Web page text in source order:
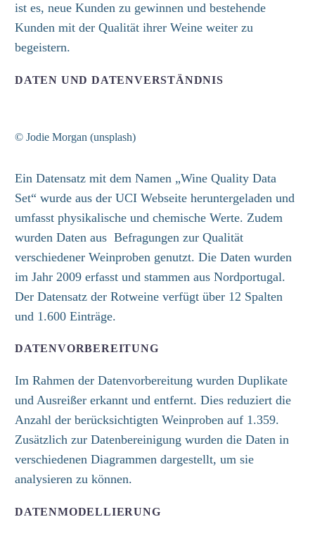
ist es, neue Kunden zu gewinnen und bestehende
Kunden mit der Qualität ihrer Weine weiter zu
begeistern.
DATEN UND DATENVERSTÄNDNIS
© Jodie Morgan (unsplash)
Ein Datensatz mit dem Namen „Wine Quality Data
Set“ wurde aus der UCI Webseite heruntergeladen und
umfasst physikalische und chemische Werte. Zudem
wurden Daten aus Befragungen zur Qualität
verschiedener Weinproben genutzt. Die Daten wurden
im Jahr 2009 erfasst und stammen aus Nordportugal.
Der Datensatz der Rotweine verfügt über 12 Spalten
und 1.600 Einträge.
DATENVORBEREITUNG
Im Rahmen der Datenvorbereitung wurden Duplikate
und Ausreißer erkannt und entfernt. Dies reduziert die
Anzahl der berücksichtigten Weinproben auf 1.359.
Zusätzlich zur Datenbereinigung wurden die Daten in
verschiedenen Diagrammen dargestellt, um sie
analysieren zu können.
DATENMODELLIERUNG